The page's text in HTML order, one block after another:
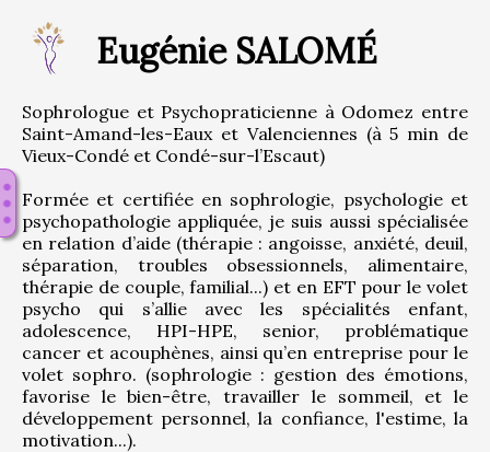
Eugénie SALOMÉ
Sophrologue et Psychopraticienne à Odomez entre
Saint-Amand-les-Eaux et Valenciennes (à 5 min de
Vieux-Condé et Condé-sur-l’Escaut)
Formée et certifiée en sophrologie, psychologie et
psychopathologie appliquée, je suis aussi spécialisée
en relation d’aide (thérapie : angoisse, anxiété, deuil,
séparation, troubles obsessionnels, alimentaire,
thérapie de couple, familial...) et en EFT pour le volet
psycho qui s’allie avec les spécialités enfant,
adolescence, HPI-HPE, senior, problématique
cancer et acouphènes, ainsi qu’en entreprise pour le
volet sophro. (sophrologie : gestion des émotions,
favorise le bien-être, travailler le sommeil, et le
développement personnel, la confiance, l'estime, la
motivation...).